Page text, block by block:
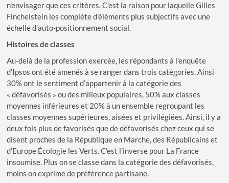
n’envisager que ces critères. C’est la raison pour laquelle Gilles
Finchelstein les complète d’éléments plus subjectifs avec une
échelle d’auto-positionnement social.
Histoires de classes
Au-delà de la profession exercée, les répondants à l’enquête
d’Ipsos ont été amenés à se ranger dans trois catégories. Ainsi
30% ont le sentiment d’appartenir à la catégorie des
« défavorisés » ou des milieux populaires, 50% aux classes
moyennes inférieures et 20% à un ensemble regroupant les
classes moyennes supérieures, aisées et privilégiées. Ainsi, il y a
deux fois plus de favorisés que de défavorisés chez ceux qui se
disent proches de la République en Marche, des Républicains et
d’Europe Écologie les Verts. C’est l’inverse pour La France
insoumise. Plus on se classe dans la catégorie des défavorisés,
moins on exprime de préférence partisane.